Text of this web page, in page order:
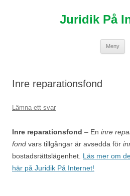
Juridik På
Meny
Inre reparationsfond
Lämna ett svar
Inre reparationsfond – En inre
fond vars tillgångar är avsedda för
bostadsrättslägenhet. Läs mer om
här på Juridik På Internet!